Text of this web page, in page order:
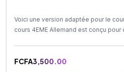
Voici une version adaptée pour le
cours 4EME Allemand est conçu
FCFA3,500.00